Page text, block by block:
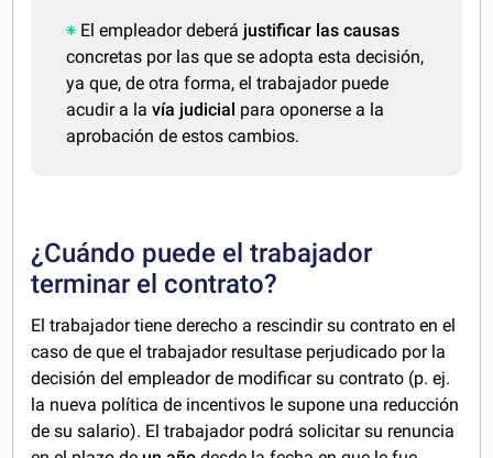
El empleador deberá justificar las causas
concretas por las que se adopta esta decisión,
ya que, de otra forma, el trabajador puede
acudir a lavía judicial para oponerse a la
aprobación de estos cambios.
¿Cuándo puede el trabajador
terminar el contrato?
El trabajador tiene derecho a rescindir su contrato en el
caso de que el trabajador resultase perjudicado por la
decisión del empleador de modificar su contrato (p. ej.
la nueva política de incentivos le supone una reducción
de su salario). El trabajador podrá solicitar su renuncia